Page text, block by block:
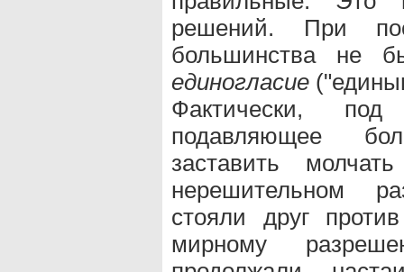
решений. При
большинства не
единогласие
Фактически, под
подавляющее
заставить
нерешительном
стояли друг
мирному